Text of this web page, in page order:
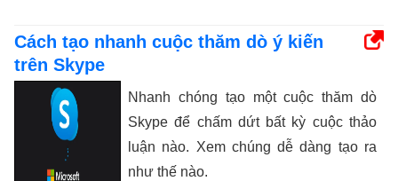
Cách tạo nhanh cuộc thăm dò ý kiến ​​
trên Skype
Nhanh chóng tạo một cuộc thăm dò
Skype để chấm dứt bất kỳ cuộc thảo
luận nào. Xem chúng dễ dàng tạo ra
như thế nào.